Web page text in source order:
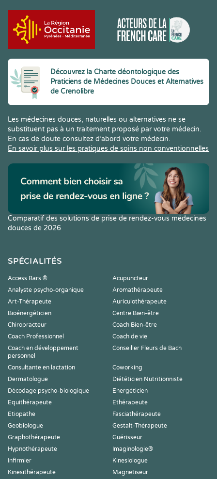
Découvrez la Charte déontologique des
Praticiens de Médecines Douces et Alternatives
de Crenolibre
Les médecines douces, naturelles ou alternatives ne se
substituent pas à un traitement proposé par votre médecin.
En cas de doute consultez d’abord votre médecin.
En savoir plus sur les pratiques de soins non conventionnelles
Comparatif des solutions de prise de rendez-vous médecines
douces de 2026
SPÉCIALITÉS
Access Bars ®
Acupuncteur
Analyste psycho-organique
Aromathérapeute
Art-Thérapeute
Auriculothérapeute
Bioénergéticien
Centre Bien-être
Chiropracteur
Coach Bien-être
Coach Professionnel
Coach de vie
Coach en développement
personnel
Conseiller Fleurs de Bach
Consultante en lactation
Coworking
Dermatologue
Diététicien Nutritionniste
Décodage psycho-biologique
Energéticien
Equithérapeute
Ethérapeute
Etiopathe
Fasciathérapeute
Geobiologue
Gestalt-Thérapeute
Graphothérapeute
Guérisseur
Hypnothérapeute
Imaginologie®
Infirmier
Kinesiologue
Kinesithérapeute
Magnetiseur